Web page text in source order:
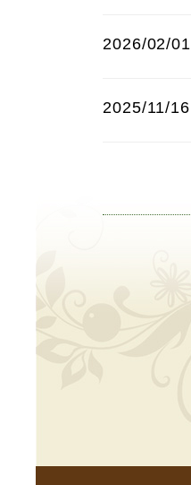
2026/02/01
2025/11/16